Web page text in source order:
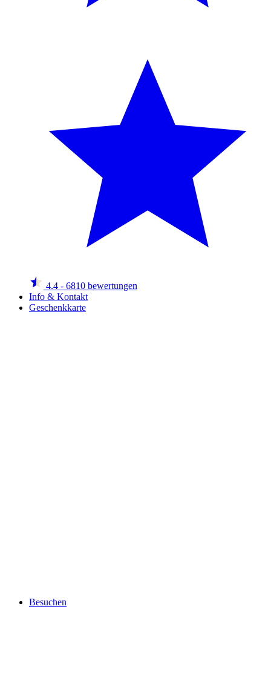
4.4 - 6810 bewertungen
Info & Kontakt
Geschenkkarte
Besuchen